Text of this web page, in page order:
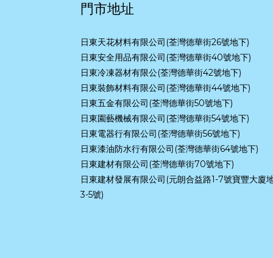
門市地址
日東天花材料有限公司(荃灣德華街26號地下)
日東安全用品有限公司(荃灣德華街40號地下)
日東冷凍器材有限公(荃灣德華街42號地下)
日東裝飾材料有限公司(荃灣德華街44號地下)
日東五金有限公司(荃灣德華街50號地下)
日東園藝機械有限公司(荃灣德華街54號地下)
日東電器行有限公司(荃灣德華街56號地下)
日東漆油防水行有限公司(荃灣德華街64號地下)
日東建材有限公司(荃灣德華街70號地下)
日東建材發展有限公司(元朗合益路1-7號寶豐大廈
3-5號)